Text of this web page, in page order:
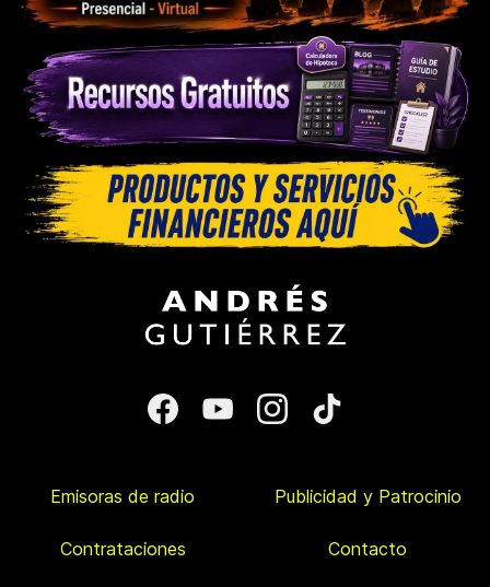
Emisoras de radio Publicidad y Patrocinio
Contrataciones Contacto